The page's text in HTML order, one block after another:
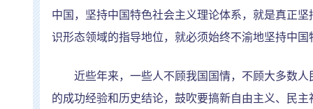
中国，坚持中国特色社会主义理论体系，就是真正
识形态领域的指导地位，就必须始终不渝地坚持中
近些年来，一些人不顾我国国情，不顾大多数人
的成功经验和历史结论，鼓吹要搞新自由主义、民